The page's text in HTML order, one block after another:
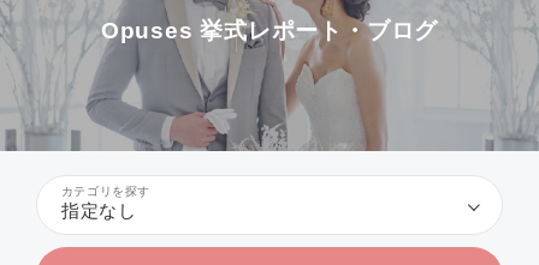
Opuses 挙式レポート・ブログ
カテゴリを探す
指定なし